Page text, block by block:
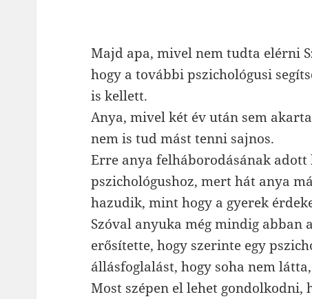
Majd apa, mivel nem tudta elérni
hogy a további pszichológusi
is kellett.
Anya, mivel két év után sem
nem is tud mást tenni sajnos.
Erre anya felháborodásának
pszichológushoz, mert hát anya
hazudik, mint hogy a gyerek
Szóval anyuka még mindig abban
erősítette, hogy szerinte egy
állásfoglalást, hogy soha nem
Most szépen el lehet gondolkodni,